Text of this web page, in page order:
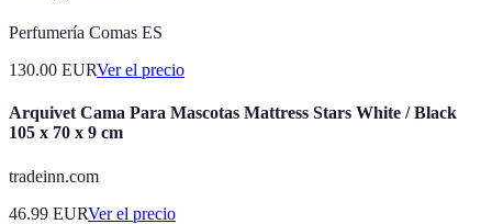
Perfumería Comas ES
130.00 EURVer el precio
Arquivet Cama Para Mascotas Mattress Stars White / Black
105 x 70 x 9 cm
tradeinn.com
46.99 EURVer el precio